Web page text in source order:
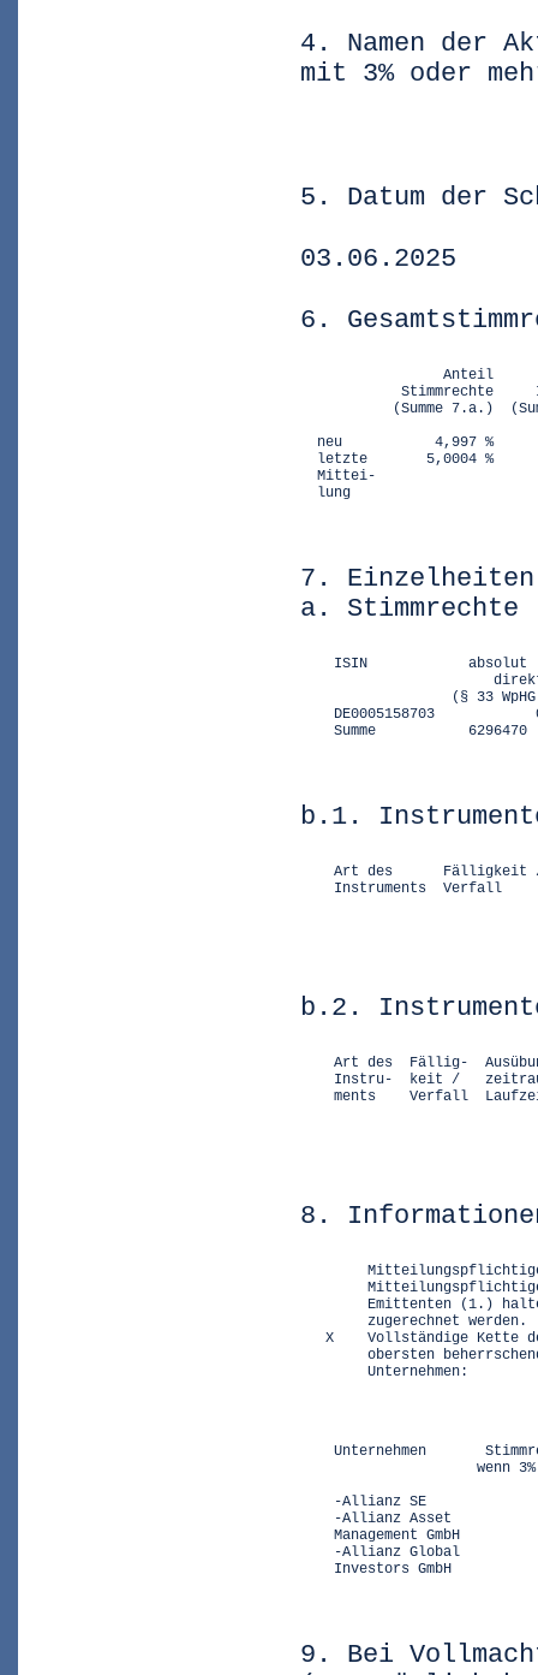
4. Namen der
mit 3% oder
5. Datum der
03.06.2025
6.
Anteil
Stimmrechte
(Summe 7.a.)
neu           4,997 %
letzte       5,0004 %
  Mittei-
  lung
7. Einzelheiten
a. Stimmrechte
ISIN            absolut
(§ 33
DE0005158703
Summe           6296470
b.1.
Art des      Fälligkeit
Instruments  Verfall
b.2.
Art des  Fällig-
Instru-  keit /
ments    Verfall
8.
Emittenten (1.)
        zugerechnet werden.
X    Vollständige Kette
obersten
        Unternehmen:
Unternehmen
wenn
-Allianz SE
-Allianz Asset
    Management GmbH
-Allianz Global
    Investors GmbH
9. Bei